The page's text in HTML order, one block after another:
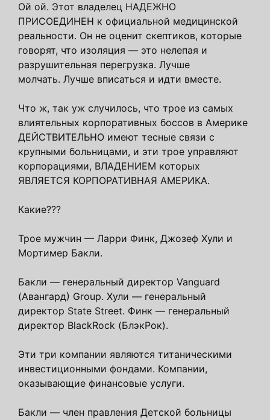
Ой ой. Этот владелец НАДЕЖНО
ПРИСОЕДИНЕН к официальной медицинской
реальности. Он не оценит скептиков, которые
говорят, что изоляция — это нелепая и
разрушительная перегрузка. Лучше
молчать. Лучше вписаться и идти вместе.
Что ж, так уж случилось, что трое из самых
влиятельных корпоративных боссов в Америке
ДЕЙСТВИТЕЛЬНО имеют тесные связи с
крупными больницами, и эти трое управляют
корпорациями, ВЛАДЕНИЕМ которых
ЯВЛЯЕТСЯ КОРПОРАТИВНАЯ АМЕРИКА.
Какие???
Трое мужчин — Ларри Финк, Джозеф Хули и
Мортимер Бакли.
Бакли — генеральный директор Vanguard
(Авангард) Group. Хули — генеральный
директор State Street. Финк — генеральный
директор BlackRock (БлэкРок).
Эти три компании являются титаническими
инвестиционными фондами. Компании,
оказывающие финансовые услуги.
Бакли — член правления Детской больницы